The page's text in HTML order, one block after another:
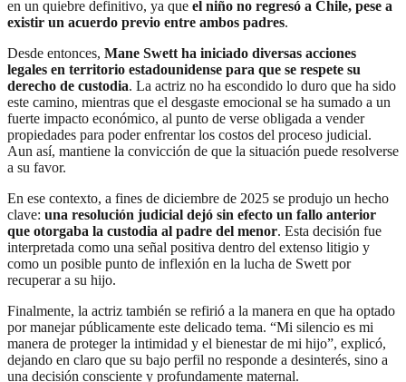
en un quiebre definitivo, ya que el niño no regresó a Chile, pese a
existir un acuerdo previo entre ambos padres.
Desde entonces, Mane Swett ha iniciado diversas acciones
legales en territorio estadounidense para que se respete su
derecho de custodia. La actriz no ha escondido lo duro que ha sido
este camino, mientras que el desgaste emocional se ha sumado a un
fuerte impacto económico, al punto de verse obligada a vender
propiedades para poder enfrentar los costos del proceso judicial.
Aun así, mantiene la convicción de que la situación puede resolverse
a su favor.
En ese contexto, a fines de diciembre de 2025 se produjo un hecho
clave: una resolución judicial dejó sin efecto un fallo anterior
que otorgaba la custodia al padre del menor. Esta decisión fue
interpretada como una señal positiva dentro del extenso litigio y
como un posible punto de inflexión en la lucha de Swett por
recuperar a su hijo.
Finalmente, la actriz también se refirió a la manera en que ha optado
por manejar públicamente este delicado tema. “Mi silencio es mi
manera de proteger la intimidad y el bienestar de mi hijo”, explicó,
dejando en claro que su bajo perfil no responde a desinterés, sino a
una decisión consciente y profundamente maternal.